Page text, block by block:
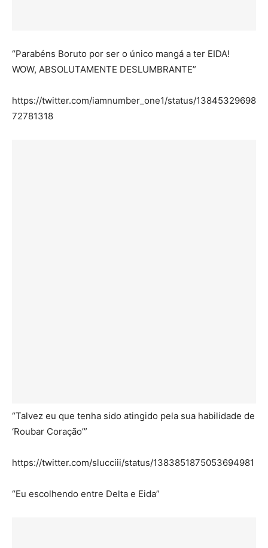
“Parabéns Boruto por ser o único mangá a ter EIDA!
WOW, ABSOLUTAMENTE DESLUMBRANTE”
https://twitter.com/iamnumber_one1/status/13845329698
72781318
“Talvez eu que tenha sido atingido pela sua habilidade de
‘Roubar Coração’”
https://twitter.com/slucciii/status/1383851875053694981
“Eu escolhendo entre Delta e Eida”